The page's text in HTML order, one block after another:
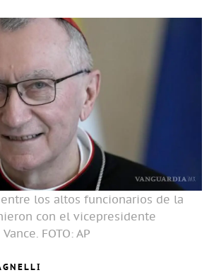
los altos funcionarios de la
con el vicepresidente
FOTO: AP